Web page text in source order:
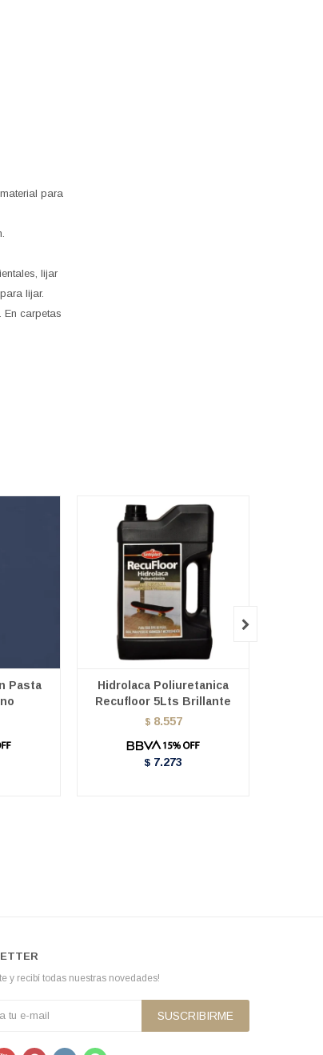
para
lijar
lijar.
En carpetas
Pasta
Hidrolaca Poliuretanica
Recufloor 5Lts Brillante
$ 8.557
$ 7.273

y recibí todas nuestras novedades!
SUSCRIBIRME